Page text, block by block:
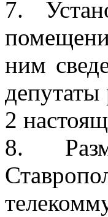
7.
ним
2
8.